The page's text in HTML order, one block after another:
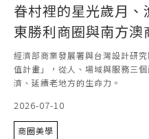
眷村裡的星光歲月
東勝利商圈與南方
經濟部商業發展署與台灣設計研
值計畫」，從人、場域與服務三
濟、延續老地方的生命力。
2026-07-10
商圈美學